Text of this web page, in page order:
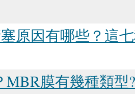
原因有哪些？這
MBR膜有幾種類